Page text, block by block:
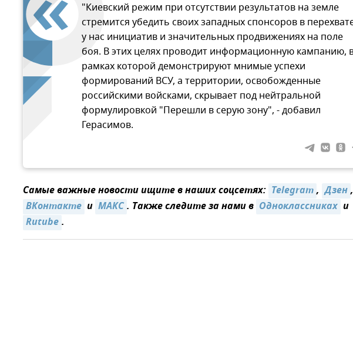
"Киевский режим при отсутствии результатов на земле
стремится убедить своих западных спонсоров в
у нас инициатив и значительных продвижениях на поле
боя. В этих целях проводит информационную кампанию,
рамках которой демонстрируют мнимые успехи
формирований ВСУ, а территории, освобожденные
российскими войсками, скрывает под нейтральной
формулировкой "Перешли в серую зону", - добавил
Герасимов.
Самые важные новости ищите в наших соцсетях: Telegram, Дзен,
ВКонтакте и MAКС. Также следите за нами в Одноклассниках и
Rutube.